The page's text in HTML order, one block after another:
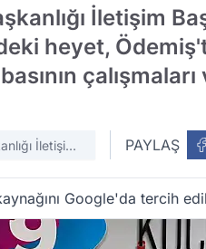
İletişim
heyet,
İletişim
PAYLAŞ
Google'da tercih